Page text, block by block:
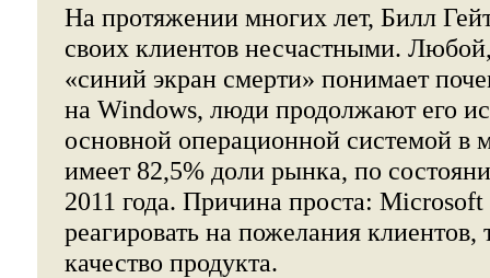
На протяжении многих лет, Билл
своих клиентов несчастными.
«синий экран смерти» понимает
на Windows, люди продолжают его
основной операционной системой в
имеет 82,5% доли рынка, по
2011 года. Причина проста:
реагировать на пожелания
качество продукта.